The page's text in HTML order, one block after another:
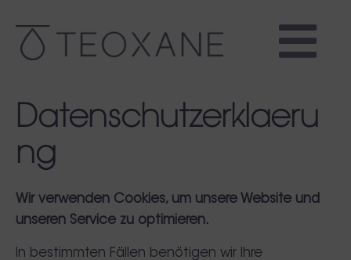
Datenschutzerklaeru
ng
Wir verwenden Cookies, um unsere Website und
unseren Service zu optimieren.
In bestimmten Fällen benötigen wir Ihre